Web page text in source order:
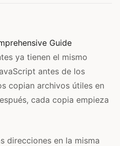
Guide
ya tienen el mismo
antes de los
copian archivos útiles en
cada copia empieza
direcciones en la misma